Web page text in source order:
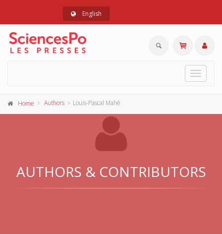
English
Toggle
Home Authors Louis-Pascal Mahé
AUTHORS & CONTRIBUTORS